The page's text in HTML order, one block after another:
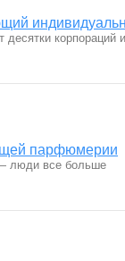
корпораций и
парфюмерии
люди все больше